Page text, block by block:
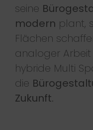
seine
modern plant,
Flächen
analoger
hybride Multi
die
Zukunft.